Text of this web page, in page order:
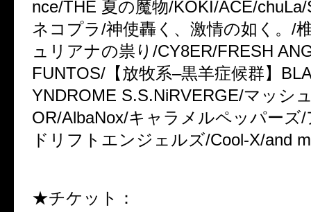
nce/THE 夏の魔物/KOKI/ACE/chuLa/
ネコプラ/神使轟く、激情の如く。 /
ュリアナの祟り /CY8ER/FRESH
FUNTOS/ 【放牧系–黒羊症候群】
YNDROME S.S.NiRVERGE/マッシ
OR/AlbaNox/キャラメルペッパーズ/
ドリフトエンジェルズ/Cool-X/and
★チケット：